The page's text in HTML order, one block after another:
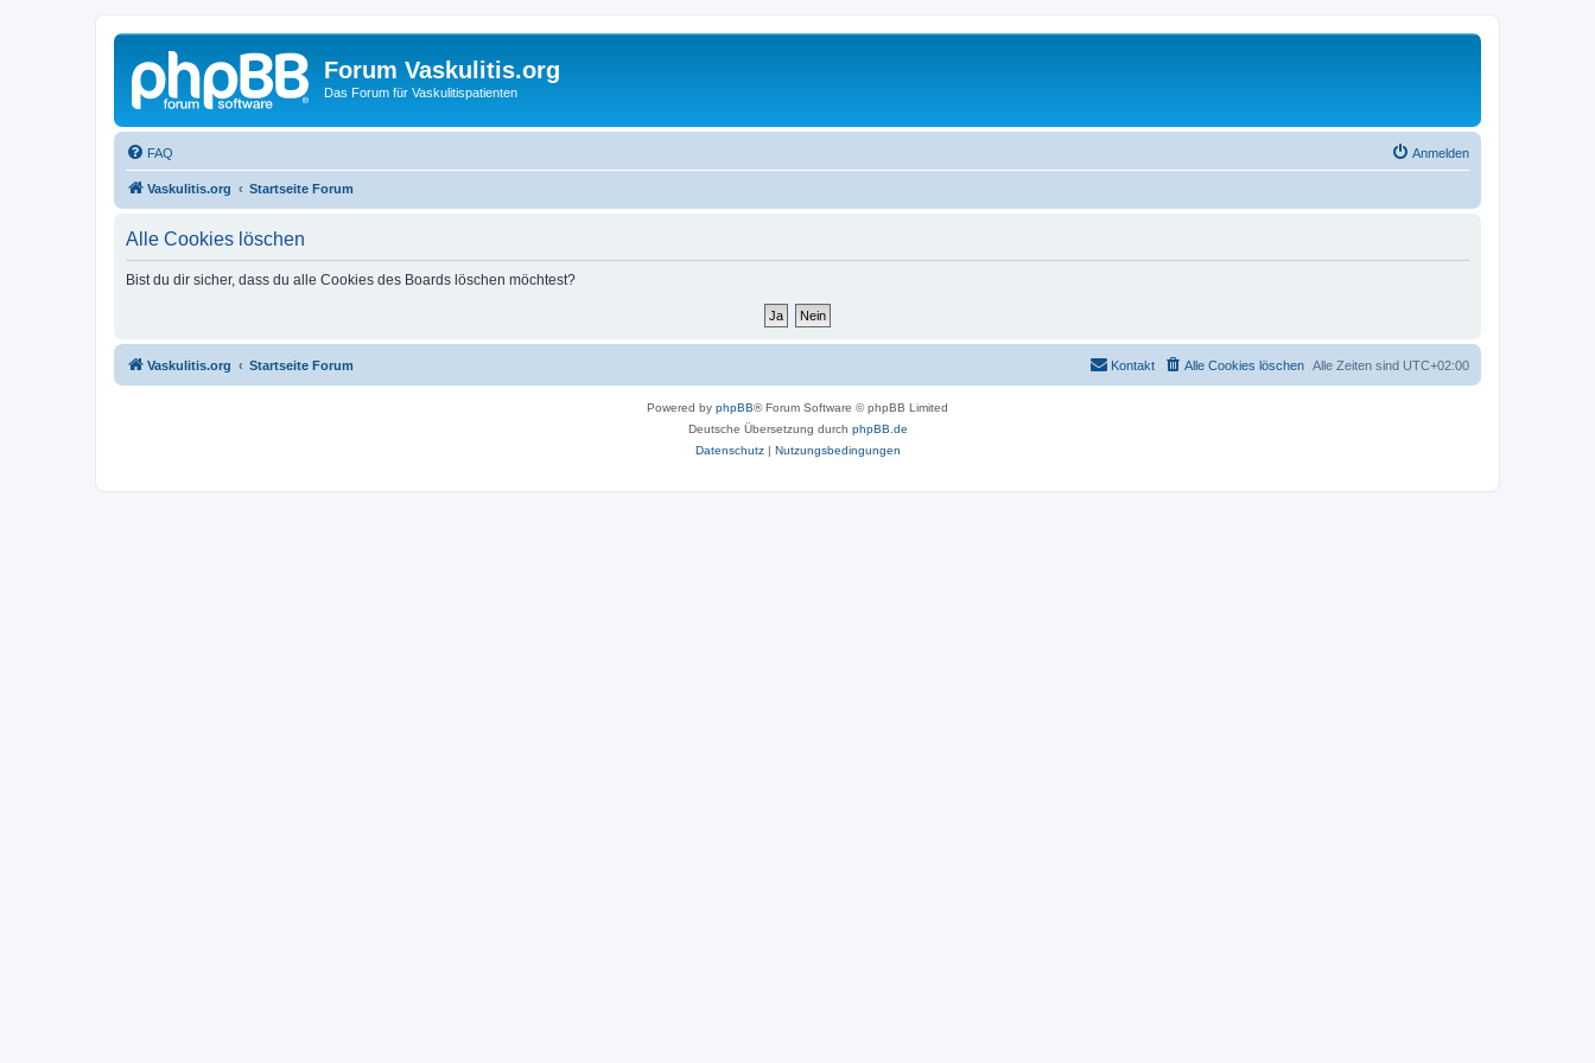
Forum Vaskulitis.org
Das Forum für Vaskulitispatienten
FAQ Anmelden
Vaskulitis.org Startseite Forum
Alle Cookies löschen
Bist du dir sicher, dass du alle Cookies des Boards löschen möchtest?
Vaskulitis.org Startseite Forum Alle Zeiten sind UTC+02:00
Alle Cookies löschen
Kontakt
Powered by phpBB® Forum Software © phpBB Limited
Deutsche Übersetzung durch phpBB.de
Datenschutz| Nutzungsbedingungen